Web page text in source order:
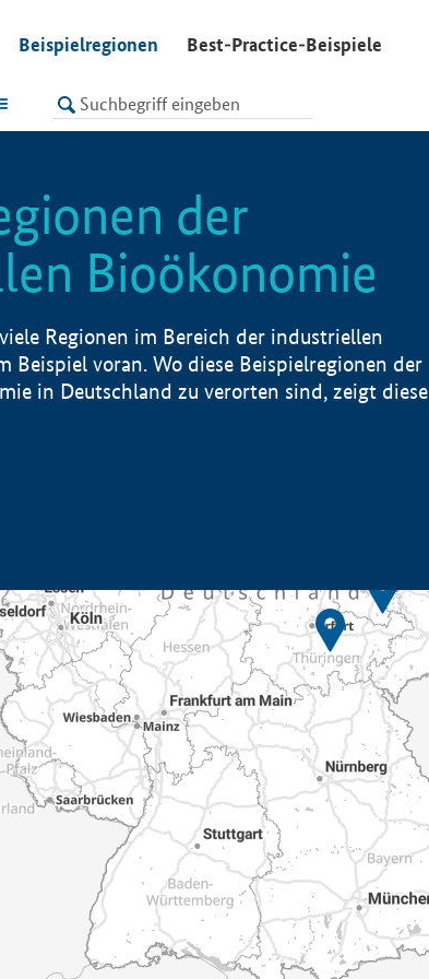
Beispielregionen Best-Practice-Beispiele
LISTE
der
Bioökonomie
Regionen im Bereich der industriellen
Beispiel voran. Wo diese Beispielregionen der
in Deutschland zu verorten sind, zeigt diese